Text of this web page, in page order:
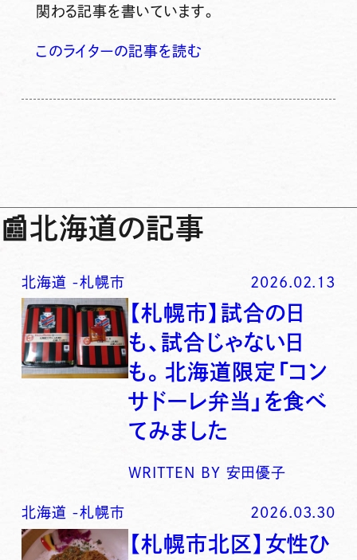
関わる記事を書いています。
このライターの記事を読む
📰北海道の記事
北海道 -札幌市 2026.02.13
【札幌市】試合の日
も、試合じゃない日
も。北海道限定「コン
サドーレ弁当」を食べ
てみました
WRITTEN BY 安田優子
北海道 -札幌市 2026.03.30
【札幌市北区】女性ひ